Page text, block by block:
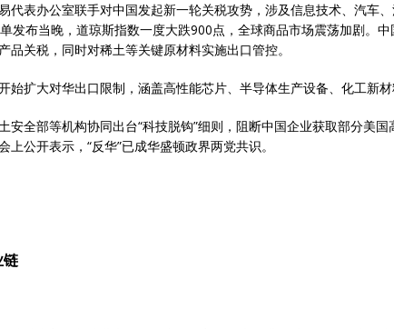
代表办公室联手对中国发起新一轮关税攻势，涉及信息技术、汽车
发布当晚，道琼斯指数一度大跌900点，全球商品市场震荡加剧。
品关税，同时对稀土等关键原材料实施出口管控。
始扩大对华出口限制，涵盖高性能芯片、半导体生产设备、化工新材
安全部等机构协同出台“科技脱钩”细则，阻断中国企业获取部分美国
公开表示，“反华”已成华盛顿政界两党共识。
链